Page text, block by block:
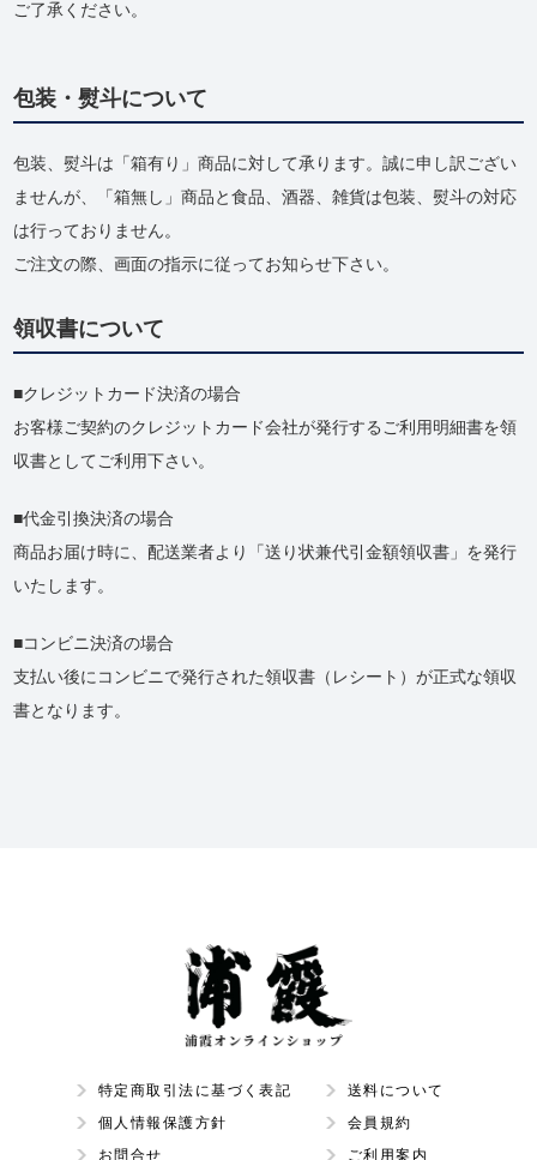
ご了承ください。
包装・熨斗について
包装、熨斗は「箱有り」商品に対して承ります。誠に申し訳ござい
ませんが、「箱無し」商品と食品、酒器、雑貨は包装、熨斗の対応
は行っておりません。
ご注文の際、画面の指示に従ってお知らせ下さい。
領収書について
クレジットカード決済の場合
お客様ご契約のクレジットカード会社が発行するご利用明細書を領
収書としてご利用下さい。
代金引換決済の場合
商品お届け時に、配送業者より「送り状兼代引金額領収書」を発行
いたします。
コンビニ決済の場合
支払い後にコンビニで発行された領収書（レシート）が正式な領収
書となります。
特定商取引法に基づく表記
送料について
個人情報保護方針
会員規約
お問合せ
ご利用案内